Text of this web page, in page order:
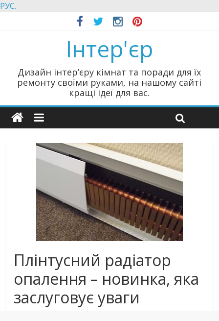
РУС.
Інтер'єр
Дизайн інтер’єру кімнат та поради для їх
ремонту своїми руками, на нашому сайті
кращі ідеї для вас.
Плінтусний радіатор
опалення – новинка, яка
заслуговує уваги